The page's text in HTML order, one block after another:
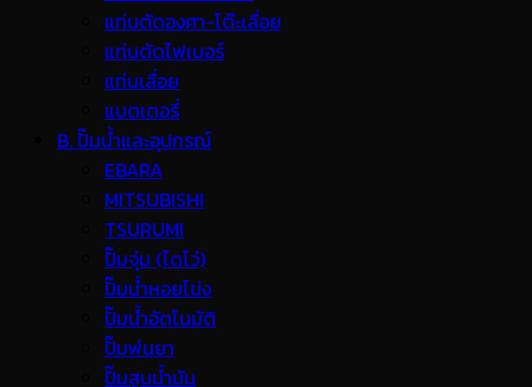
แท่นตัดองศา-โต๊ะเลื่อย
แท่นตัดไฟเบอร์
แท่นเลื่อย
แบตเตอรี่
B. ปั๊มน้ำและอุปกรณ์
EBARA
MITSUBISHI
TSURUMI
ปั๊มจุ่ม (ไดโว่)
ปั๊มน้ำหอยโข่ง
ปั๊มน้ำอัตโนมัติ
ปั๊มพ่นยา
ปั๊มสูบน้ำมัน